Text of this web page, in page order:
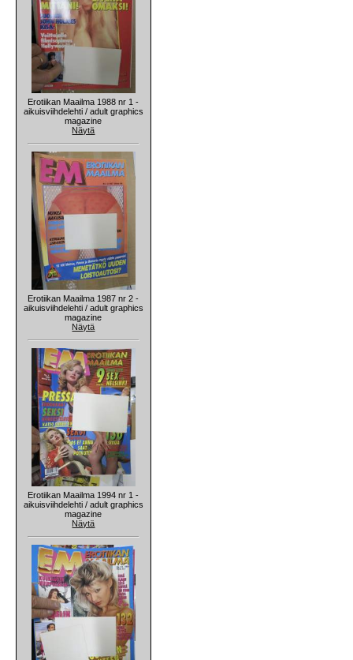
Erotiikan Maailma 1988 nr 1 -
aikuisviihdelehti / adult graphics
magazine
Näytä
Erotiikan Maailma 1987 nr 2 -
aikuisviihdelehti / adult graphics
magazine
Näytä
Erotiikan Maailma 1994 nr 1 -
aikuisviihdelehti / adult graphics
magazine
Näytä